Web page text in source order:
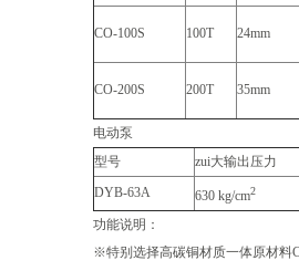
CO-100S 100T 24mm
CO-200S 200T 35mm
电动泵
型号
zui大输出压力
DYB-63A
630 kg/cm2
功能说明：
※特别选择高碳铜材质一体原材料